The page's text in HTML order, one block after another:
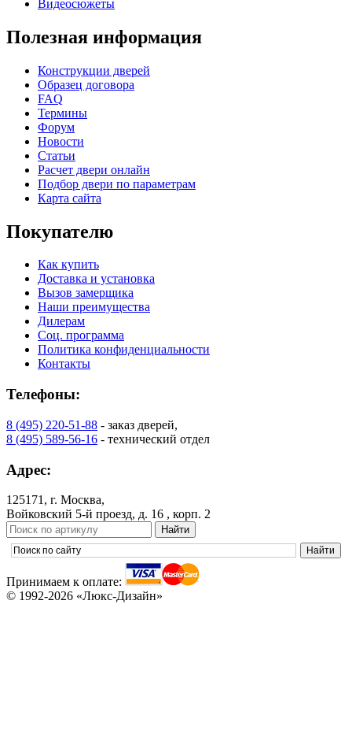
Видеосюжеты
Полезная информация
Конструкции дверей
Образец договора
FAQ
Термины
Форум
Новости
Статьи
Расчет двери онлайн
Подбор двери по параметрам
Карта сайта
Покупателю
Как купить
Доставка и установка
Вызов замерщика
Наши преимущества
Дилерам
Соц. программа
Политика конфиденциальности
Контакты
Телефоны:
8 (495) 220-51-88 - заказ дверей,
8 (495) 589-56-16 - технический отдел
Адрес:
125171, г. Москва,
Войковский 5-й проезд, д. 16 , корп. 2
Принимаем к оплате:
© 1992-2026 «Люкс-Дизайн»